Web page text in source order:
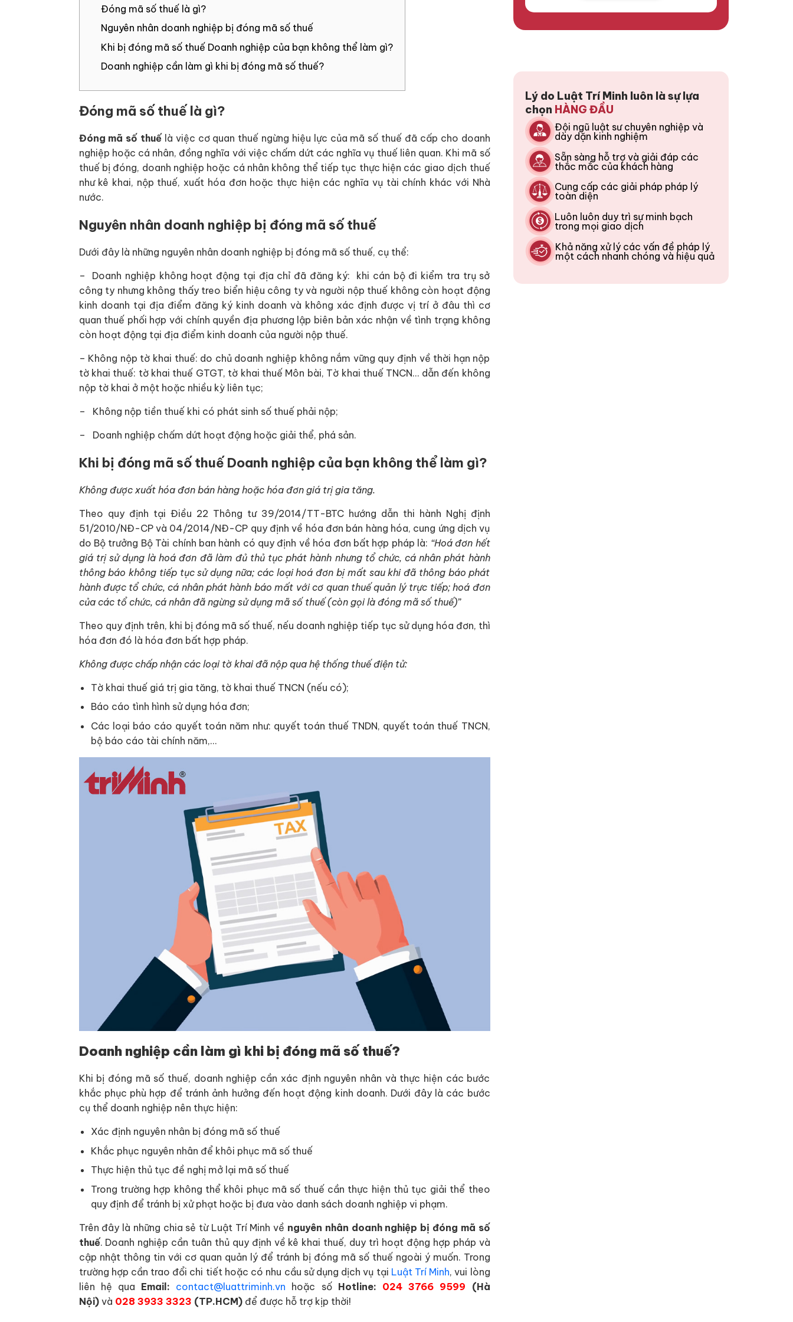
Đóng mã số thuế là gì?
Nguyên nhân doanh nghiệp bị đóng mã số thuế
Khi bị đóng mã số thuế Doanh nghiệp của bạn không thể làm gì?
Doanh nghiệp cần làm gì khi bị đóng mã số thuế?
Đóng mã số thuế là gì?
Đóng mã số thuế là việc cơ quan thuế ngừng hiệu lực của mã số thuế đã cấp cho doanh
nghiệp hoặc cá nhân, đồng nghĩa với việc chấm dứt các nghĩa vụ thuế liên quan. Khi mã số
thuế bị đóng, doanh nghiệp hoặc cá nhân không thể tiếp tục thực hiện các giao dịch thuế
như kê khai, nộp thuế, xuất hóa đơn hoặc thực hiện các nghĩa vụ tài chính khác với Nhà
nước.
Nguyên nhân doanh nghiệp bị đóng mã số thuế
Dưới đây là những nguyên nhân doanh nghiệp bị đóng mã số thuế, cụ thể:
– Doanh nghiệp không hoạt động tại địa chỉ đã đăng ký: khi cán bộ đi kiểm tra trụ sở
công ty nhưng không thấy treo biển hiệu công ty và người nộp thuế không còn hoạt động
kinh doanh tại địa điểm đăng ký kinh doanh và không xác định được vị trí ở đâu thì cơ
quan thuế phối hợp với chính quyền địa phương lập biên bản xác nhận về tình trạng không
còn hoạt động tại địa điểm kinh doanh của người nộp thuế.
– Không nộp tờ khai thuế: do chủ doanh nghiệp không nắm vững quy định về thời hạn nộp
tờ khai thuế: tờ khai thuế GTGT, tờ khai thuế Môn bài, Tờ khai thuế TNCN… dẫn đến không
nộp tờ khai ở một hoặc nhiều kỳ liên tục;
– Không nộp tiền thuế khi có phát sinh số thuế phải nộp;
– Doanh nghiệp chấm dứt hoạt động hoặc giải thể, phá sản.
Khi bị đóng mã số thuế Doanh nghiệp của bạn không thể làm gì?
Không được xuất hóa đơn bán hàng hoặc hóa đơn giá trị gia tăng.
Theo quy định tại Điều 22 Thông tư 39/2014/TT-BTC hướng dẫn thi hành Nghị định
51/2010/NĐ-CP và 04/2014/NĐ-CP quy định về hóa đơn bán hàng hóa, cung ứng dịch vụ
do Bộ trưởng Bộ Tài chính ban hành có quy định về hóa đơn bất hợp pháp là: “Hoá đơn hết
giá trị sử dụng là hoá đơn đã làm đủ thủ tục phát hành nhưng tổ chức, cá nhân phát hành
thông báo không tiếp tục sử dụng nữa; các loại hoá đơn bị mất sau khi đã thông báo phát
hành được tổ chức, cá nhân phát hành báo mất với cơ quan thuế quản lý trực tiếp; hoá đơn
của các tổ chức, cá nhân đã ngừng sử dụng mã số thuế (còn gọi là đóng mã số thuế)”
Theo quy định trên, khi bị đóng mã số thuế, nếu doanh nghiệp tiếp tục sử dụng hóa đơn, thì
hóa đơn đó là hóa đơn bất hợp pháp.
Không được chấp nhận các loại tờ khai đã nộp qua hệ thống thuế điện tử:
Tờ khai thuế giá trị gia tăng, tờ khai thuế TNCN (nếu có);
Báo cáo tình hình sử dụng hóa đơn;
Các loại báo cáo quyết toán năm như: quyết toán thuế TNDN, quyết toán thuế TNCN,
bộ báo cáo tài chính năm,…
Doanh nghiệp cần làm gì khi bị đóng mã số thuế?
Khi bị đóng mã số thuế, doanh nghiệp cần xác định nguyên nhân và thực hiện các bước
khắc phục phù hợp để tránh ảnh hưởng đến hoạt động kinh doanh. Dưới đây là các bước
cụ thể doanh nghiệp nên thực hiện:
Xác định nguyên nhân bị đóng mã số thuế
Khắc phục nguyên nhân để khôi phục mã số thuế
Thực hiện thủ tục đề nghị mở lại mã số thuế
Trong trường hợp không thể khôi phục mã số thuế cần thực hiện thủ tục giải thể theo
quy định để tránh bị xử phạt hoặc bị đưa vào danh sách doanh nghiệp vi phạm.
Trên đây là những chia sẻ từ Luật Trí Minh về nguyên nhân doanh nghiệp bị đóng mã số
thuế. Doanh nghiệp cần tuân thủ quy định về kê khai thuế, duy trì hoạt động hợp pháp và
cập nhật thông tin với cơ quan quản lý để tránh bị đóng mã số thuế ngoài ý muốn. Trong
trường hợp cần trao đổi chi tiết hoặc có nhu cầu sử dụng dịch vụ tại Luật Trí Minh, vui lòng
liên hệ qua Email: contact@luattriminh.vn hoặc số Hotline: 024 3766 9599 (Hà
Nội) và 028 3933 3323 (TP.HCM) để được hỗ trợ kịp thời!
Lý do Luật Trí Minh luôn là sự lựa
chọn HÀNG ĐẦU
Đội ngũ luật sư chuyên nghiệp và
dày dặn kinh nghiệm
Sẵn sàng hỗ trợ và giải đáp các
thắc mắc của khách hàng
Cung cấp các giải pháp pháp lý
toàn diện
Luôn luôn duy trì sự minh bạch
trong mọi giao dịch
Khả năng xử lý các vấn đề pháp lý
một cách nhanh chóng và hiệu quả